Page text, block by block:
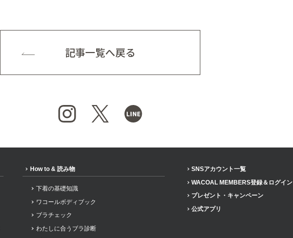
記事一覧へ戻る
How to & 読み物
下着の基礎知識
ワコールボディブック
ブラチェック
わたしに合うブラ診断
SNSアカウント一覧
WACOAL MEMBERS登録＆ログイン
プレゼント・キャンペーン
公式アプリ